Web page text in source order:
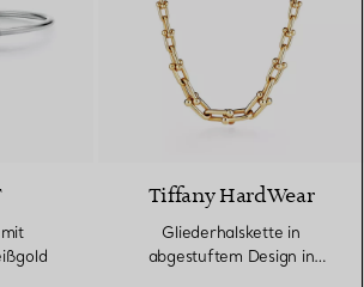
3 Materialien
Tiffany HardWear
Gliederhalskette in
abgestuftem Design in